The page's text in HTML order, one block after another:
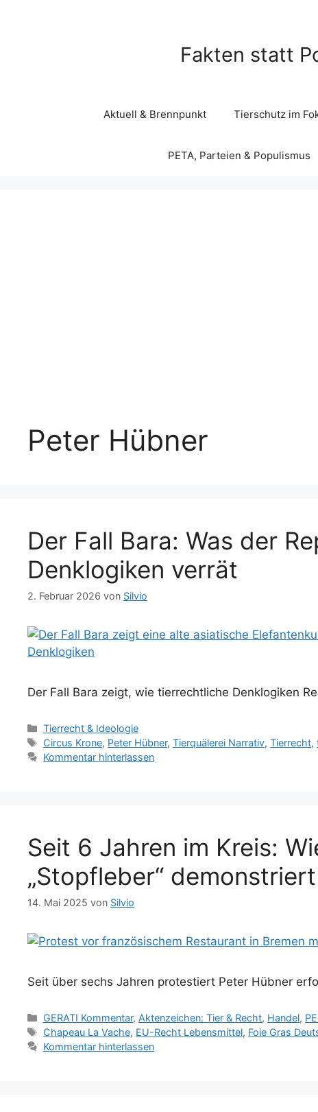
Fakten statt
Aktuell & Brennpunkt Tierschutz im
PETA, Parteien & Populismus
Peter Hübner
Der Fall Bara: Was der
Denklogiken verrät
2. Februar 2026 von Silvio
Der Fall Bara zeigt, wie tierrechtliche Denklogiken
Kategorien
Tierrecht & Ideologie
Schlagwörter
Circus Krone, Peter Hübner,Tierquälerei Narrativ,Tierrecht,
Kommentar hinterlassen
Seit 6 Jahren im Kreis:
„Stopfleber“
14. Mai 2025 von Silvio
Seit über sechs Jahren protestiert Peter Hübner
Kategorien
GERATI Kommentar, Aktenzeichen: Tier & Recht, Handel,
Schlagwörter
Chapeau La Vache, EU-Recht Lebensmittel, Foie Gras
Kommentar hinterlassen